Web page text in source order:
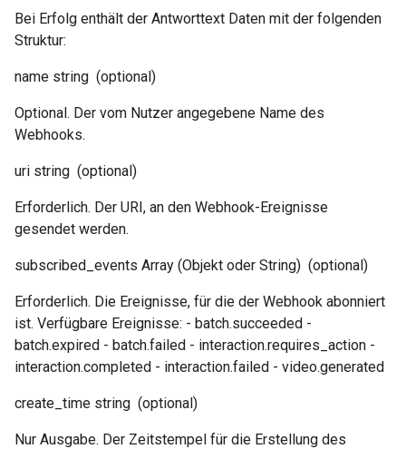
Bei Erfolg enthält der Antworttext Daten mit der folgenden
Struktur:
name string (optional)
Optional. Der vom Nutzer angegebene Name des
Webhooks.
uri string (optional)
Erforderlich. Der URI, an den Webhook-Ereignisse
gesendet werden.
subscribed_events Array (Objekt oder String) (optional)
Erforderlich. Die Ereignisse, für die der Webhook abonniert
ist. Verfügbare Ereignisse: - batch.succeeded -
batch.expired - batch.failed - interaction.requires_action -
interaction.completed - interaction.failed - video.generated
create_time string (optional)
Nur Ausgabe. Der Zeitstempel für die Erstellung des